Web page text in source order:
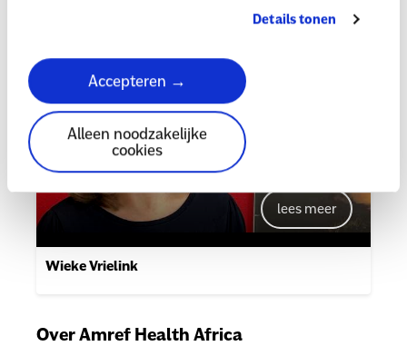
Details tonen
Accepteren →
Alleen noodzakelijke
cookies
Wieke Vrielink
Over Amref Health Africa